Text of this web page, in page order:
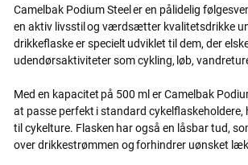
Camelbak Podium Steel er en pålidelig
en aktiv livsstil og værdsætter kvalitetsdrikke
drikkeflaske er specielt udviklet til dem, der
udendørsaktiviteter som cykling, løb,
Med en kapacitet på 500 ml er Camelbak
at passe perfekt i standard cykelflaskeholdere,
til cykelture. Flasken har også en låsbar tud,
over drikkestrømmen og forhindrer uønsket